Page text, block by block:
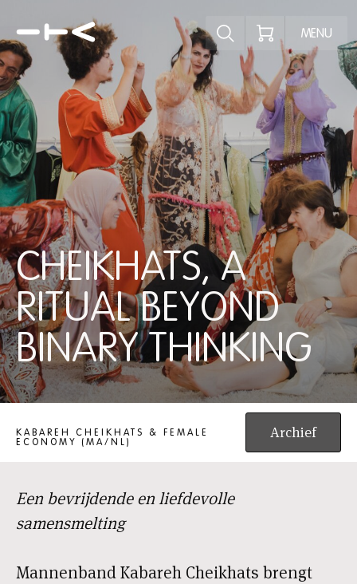
Ontdek het
MENU
CHEIKHATS, A
RITUAL BEYOND
BINARY THINKING
CHEIKHATS, A RITUAL BEYOND BINARY THINKING
KABAREH CHEIKHATS & FEMALE
ECONOMY (MA/NL)
Archief
Een bevrijdende en liefdevolle
samensmelting
Mannenband Kabareh Cheikhats brengt